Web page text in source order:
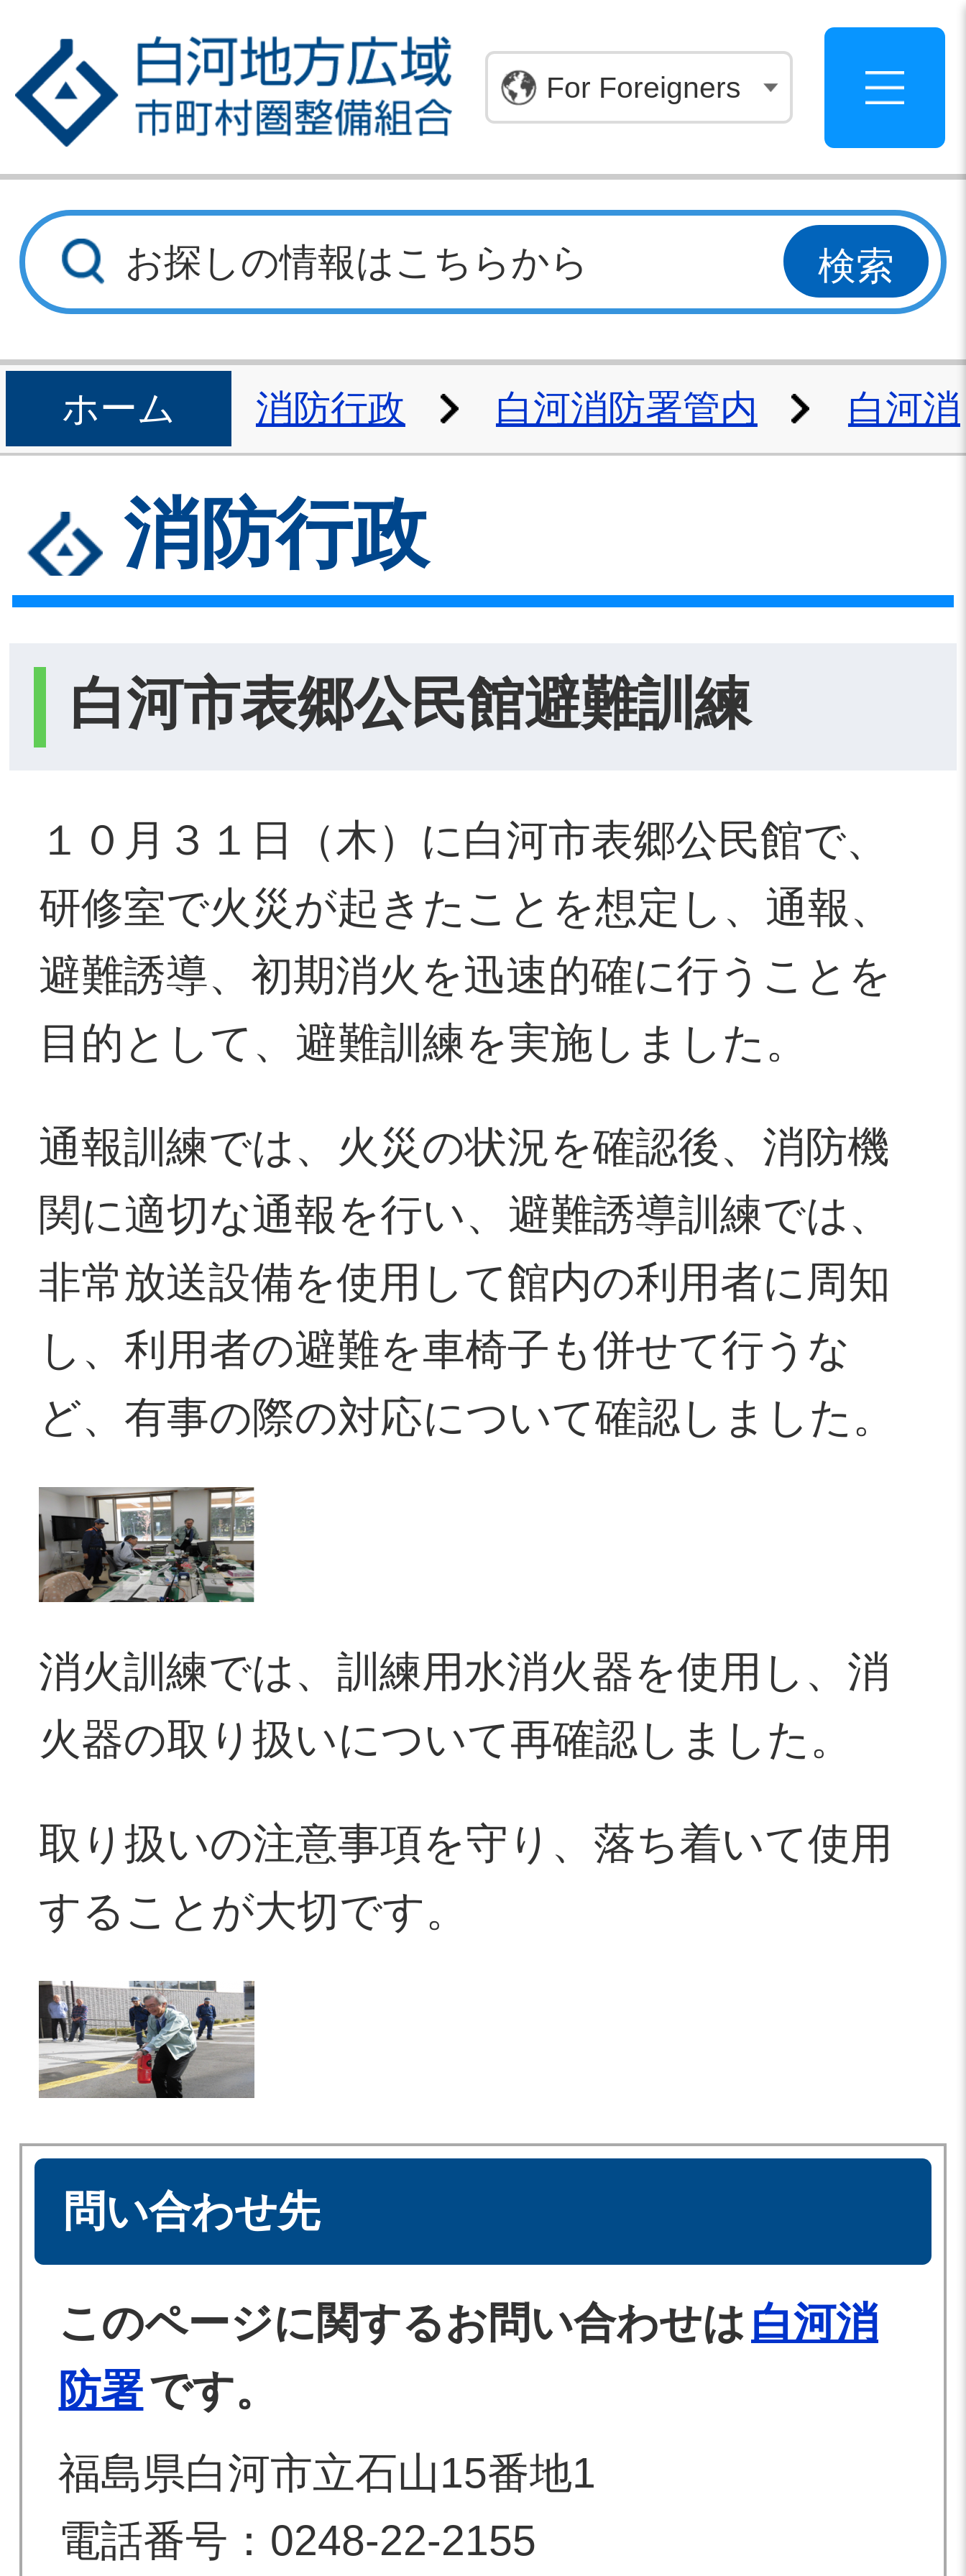
白
For Foreigners
ホーム 消防行政 白河消防署管内 白河
消防行政
白河市表郷公民館避難訓練
１０月３１日（木）に白河市表郷公民館で、
研修室で火災が起きたことを想定し、通報、
避難誘導、初期消火を迅速的確に行うことを
目的として、避難訓練を実施しました。
通報訓練では、火災の状況を確認後、消防機
関に適切な通報を行い、避難誘導訓練では、
非常放送設備を使用して館内の利用者に周知
し、利用者の避難を車椅子も併せて行うな
ど、有事の際の対応について確認しました。
消火訓練では、訓練用水消火器を使用し、消
火器の取り扱いについて再確認しました。
取り扱いの注意事項を守り、落ち着いて使用
することが大切です。
問い合わせ先
このページに関するお問い合わせは 白河消
防署です。
福島県白河市立石山15番地1
電話番号：0248-22-2155